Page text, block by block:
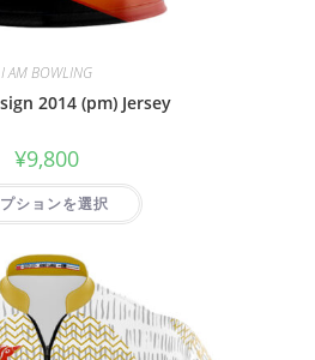
I AM BOWLING
2014 (pm) Jersey
¥9,800
ションを選択